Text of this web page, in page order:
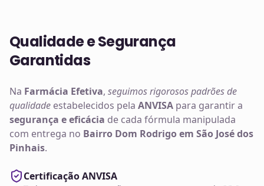
Qualidade e Segurança
Garantidas
Na Farmácia Efetiva, seguimos rigorosos padrões de
qualidade estabelecidos pela ANVISA para garantir a
segurança e eficácia de cada fórmula manipulada
com entrega no Bairro Dom Rodrigo em São José dos
Pinhais.
Certificação ANVISA